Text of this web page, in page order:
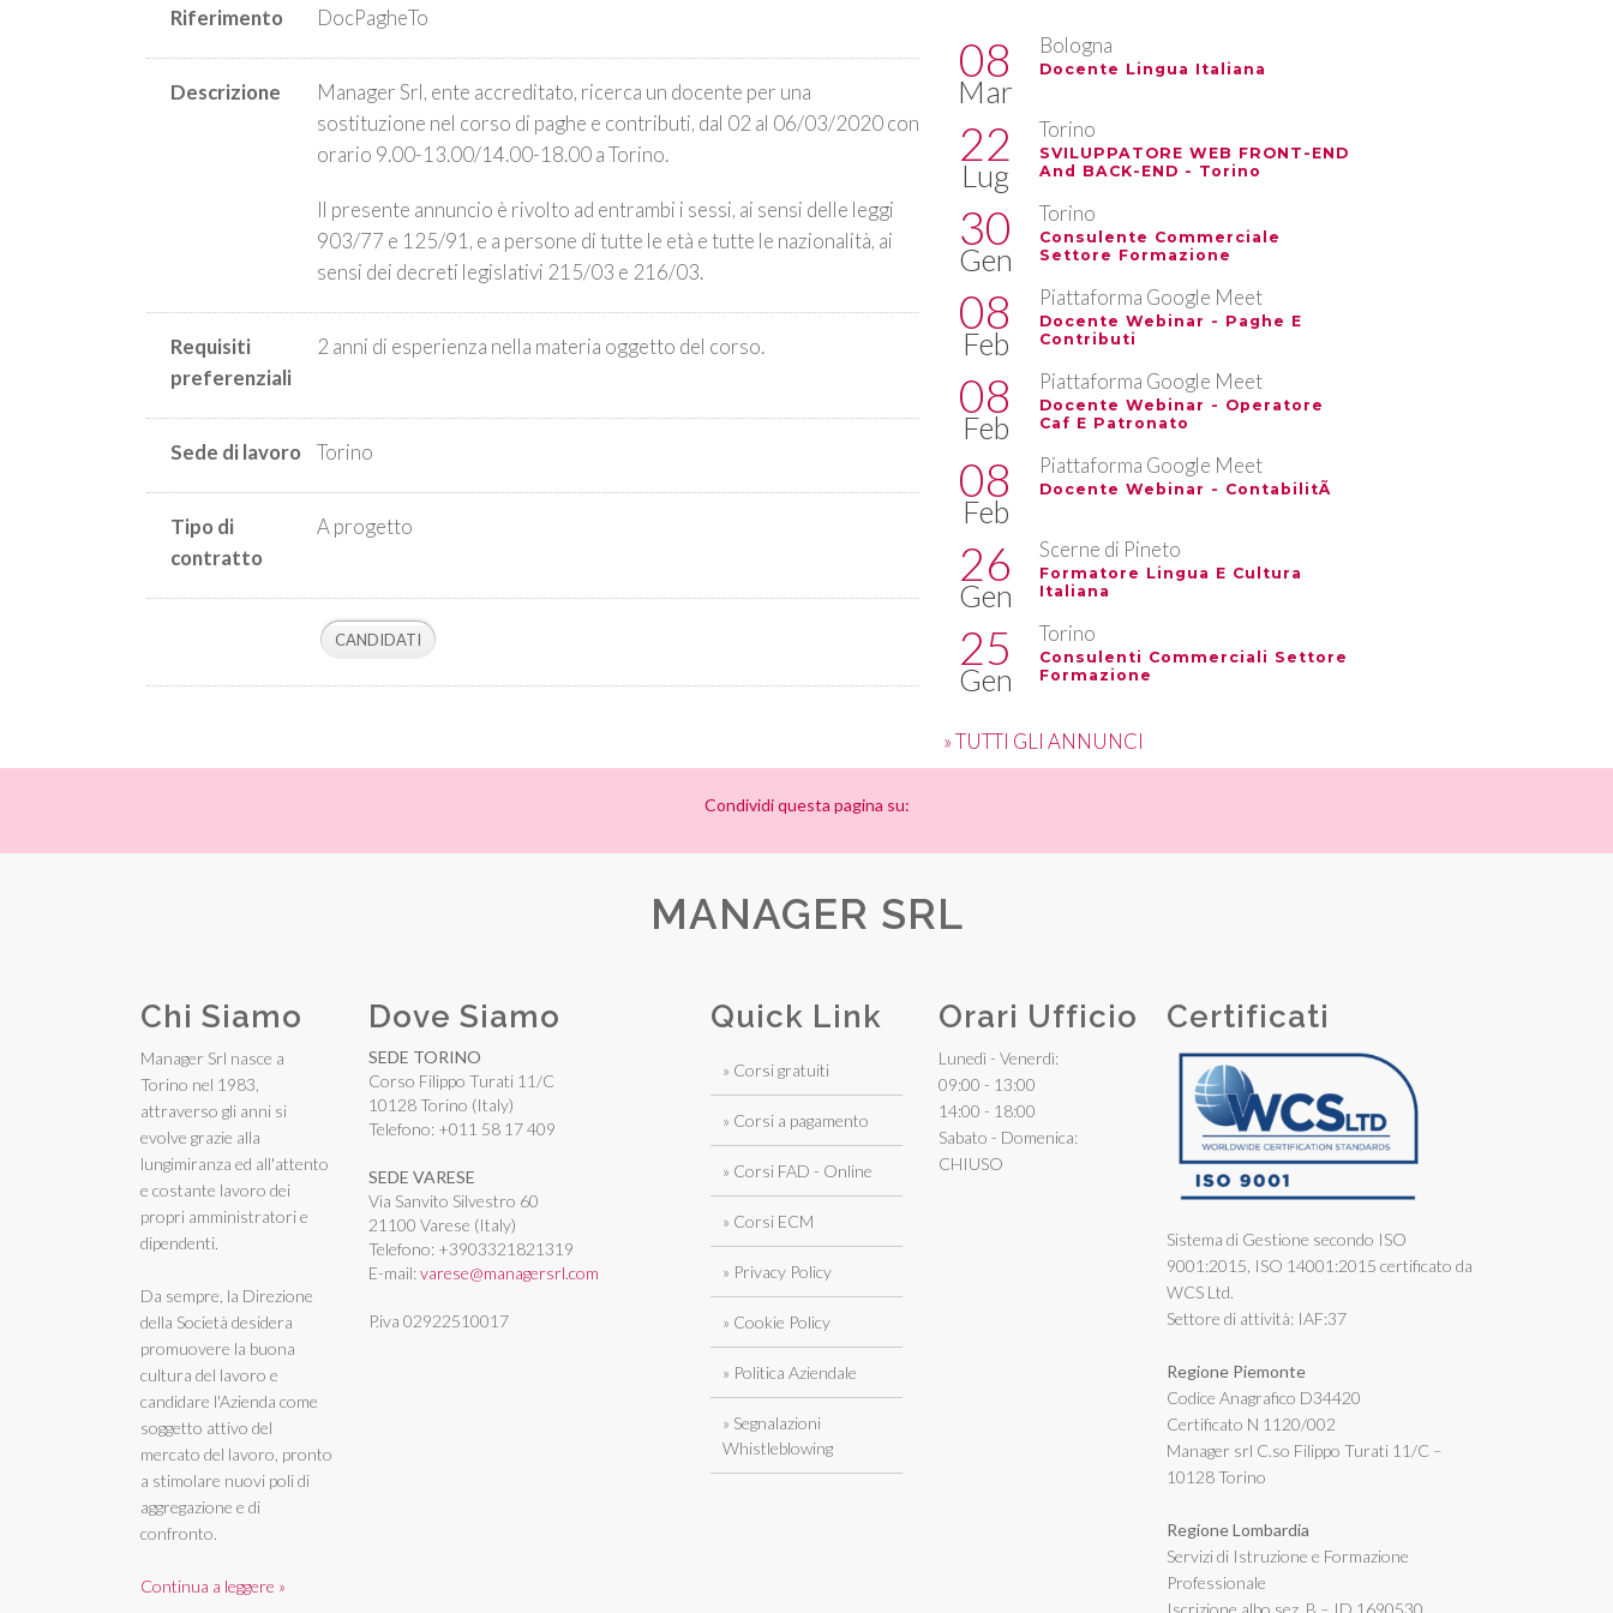
Riferimento DocPagheTo
Descrizione
Manager Srl, ente accreditato, ricerca un docente per una
sostituzione nel corso di paghe e contributi, dal 02 al 06/03/2020 con
orario 9.00-13.00/14.00-18.00 a Torino.
Il presente annuncio è rivolto ad entrambi i sessi, ai sensi delle leggi
903/77 e 125/91, e a persone di tutte le età e tutte le nazionalità, ai
sensi dei decreti legislativi 215/03 e 216/03.
Requisiti
preferenziali
2 anni di esperienza nella materia oggetto del corso.
Sede di lavoro Torino
Tipo di
contratto
A progetto
08
Mar
Bologna
Docente Lingua Italiana
22
Lug
Torino
SVILUPPATORE WEB FRONT-END
And BACK-END - Torino
30
Gen
Torino
Consulente Commerciale
Settore Formazione
08
Feb
Piattaforma Google Meet
Docente Webinar - Paghe E
Contributi
08
Feb
Piattaforma Google Meet
Docente Webinar - Operatore
Caf E Patronato
08
Feb
Piattaforma Google Meet
Docente Webinar - ContabilitÃ
26
Gen
Scerne di Pineto
Formatore Lingua E Cultura
Italiana
25
Gen
Torino
Consulenti Commerciali Settore
Formazione
» TUTTI GLI ANNUNCI
Condividi questa pagina su:
MANAGER SRL
Chi Siamo
Manager Srl nasce a
Torino nel 1983,
attraverso gli anni si
evolve grazie alla
lungimiranza ed all'attento
e costante lavoro dei
propri amministratori e
dipendenti.
Da sempre, la Direzione
della Società desidera
promuovere la buona
cultura del lavoro e
candidare l'Azienda come
soggetto attivo del
mercato del lavoro, pronto
a stimolare nuovi poli di
aggregazione e di
confronto.
Continua a leggere »
Dove Siamo
SEDE TORINO
Corso Filippo Turati 11/C
10128 Torino (Italy)
Telefono: +011 58 17 409
SEDE VARESE
Via Sanvito Silvestro 60
21100 Varese (Italy)
Telefono: +3903321821319
E-mail:varese@managersrl.com
P.iva 02922510017
Quick Link
» Corsi gratuiti
» Corsi a pagamento
» Corsi FAD - Online
» Corsi ECM
» Privacy Policy
» Cookie Policy
» Politica Aziendale
» Segnalazioni
Whistleblowing
Orari Ufficio
Lunedì - Venerdì:
09:00 - 13:00
14:00 - 18:00
Sabato - Domenica:
CHIUSO
Certificati
Sistema di Gestione secondo ISO
9001:2015, ISO 14001:2015 certificato da
WCS Ltd.
Settore di attività: IAF:37
Regione Piemonte
Codice Anagrafico D34420
Certificato N 1120/002
Manager srl C.so Filippo Turati 11/C –
10128 Torino
Regione Lombardia
Servizi di Istruzione e Formazione
Professionale
Iscrizione albo sez. B – ID 1690530